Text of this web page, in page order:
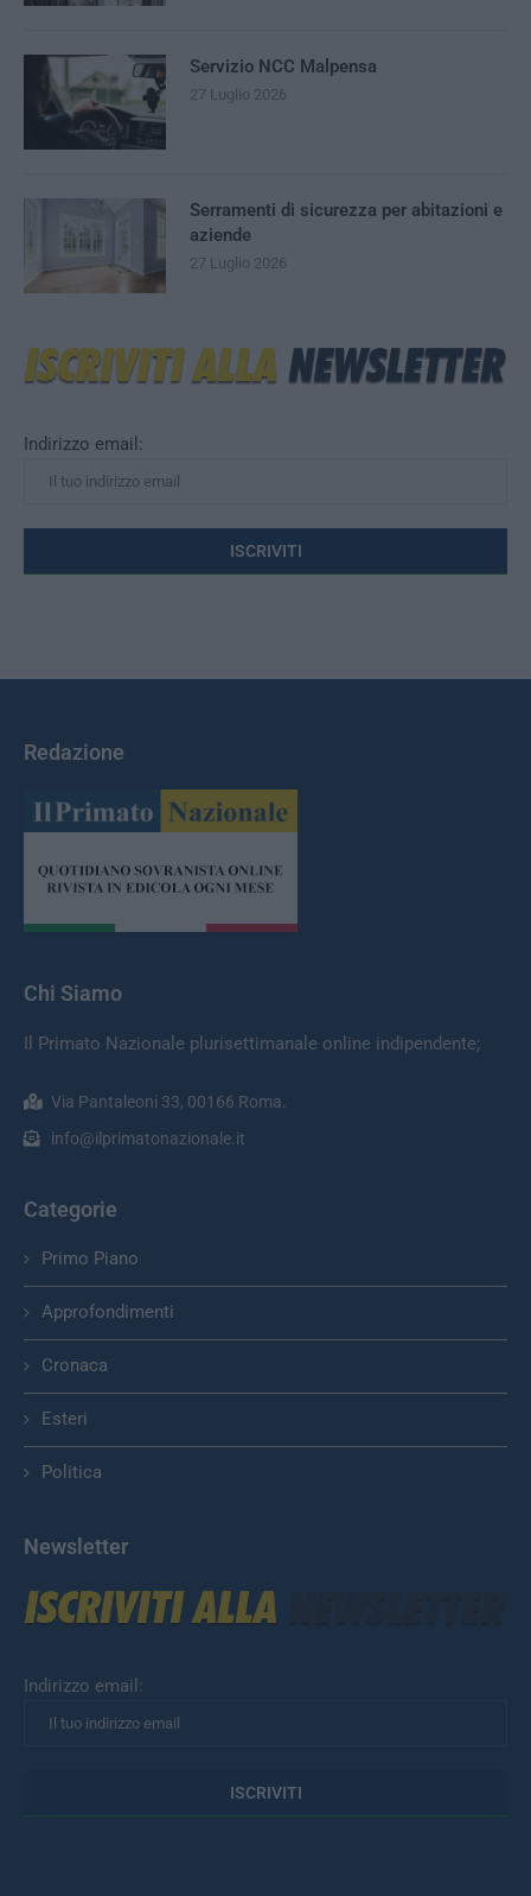
Indirizzo email:
Servizio NCC Malpensa
27 Luglio 2026
Serramenti di sicurezza per abitazioni e
aziende
27 Luglio 2026
Redazione
Chi Siamo
Il Primato Nazionale plurisettimanale online indipendente;
Via Pantaleoni 33, 00166 Roma.
info@ilprimatonazionale.it
Categorie
Primo Piano
Approfondimenti
Cronaca
Esteri
Politica
Newsletter
Indirizzo email: